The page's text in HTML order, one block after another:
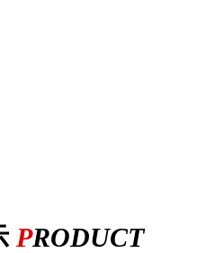
PRODUCT